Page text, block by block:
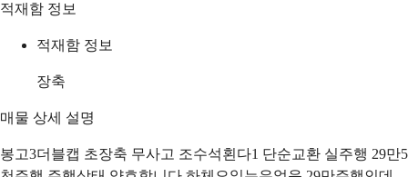
적재함 정보
적재함 정보
장축
매물 상세 설명
봉고3더블캡 초장축 무사고 조수석횐다1 단순교환 실주행 29만5